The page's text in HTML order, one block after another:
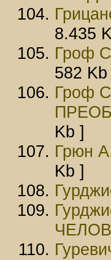
8.435
Гроф
582 Kb
Гроф
Kb ]
Грюн
Kb ]